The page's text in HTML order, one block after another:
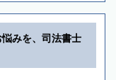
悩みを、司法書士